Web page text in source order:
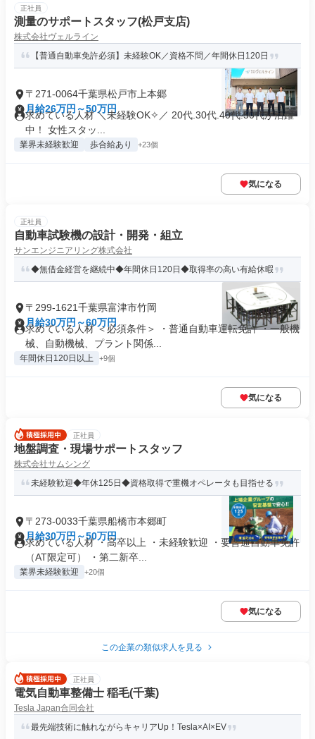
正社員
測量のサポートスタッフ(松戸支店)
株式会社ヴェルライン
【普通自動車免許必須】未経験OK／資格不問／年間休日120日
〒271-0064千葉県松戸市上本郷
月給26万円～50万円
求めている人材 ＼未経験OK✧／ 20代.30代.40代.50代が活躍
中！ 女性スタッ...
業界未経験歓迎 歩合給あり +23個
気になる
正社員
自動車試験機の設計・開発・組立
サンエンジニアリング株式会社
◆無借金経営を継続中◆年間休日120日◆取得率の高い有給休暇
〒299-1621千葉県富津市竹岡
月給30万円～60万円
求めている人材 ＜必須条件＞ ・普通自動車運転免許 ・一般機
械、自動機械、プラント関係...
年間休日120日以上 +9個
気になる
正社員
地盤調査・現場サポートスタッフ
株式会社サムシング
未経験歓迎◆年休125日◆資格取得で重機オペレータも目指せる
〒273-0033千葉県船橋市本郷町
月給30万円～50万円
求めている人材 ・高卒以上 ・未経験歓迎 ・要普通自動車免許
（AT限定可） ・第二新卒...
業界未経験歓迎 +20個
気になる
この企業の類似求人を見る
正社員
電気自動車整備士 稲毛(千葉)
Tesla Japan合同会社
最先端技術に触れながらキャリアUp！Tesla×AI×EV